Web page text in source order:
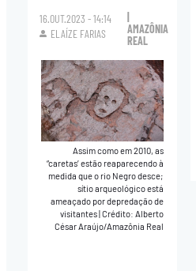
16.OUT.2023 - 14:14
ELAÍZE FARIAS
AMAZÔNIA
REAL
Assim como em 2010, as
“caretas’ estão reaparecendo à
medida que o rio Negro desce;
sítio arqueológico está
ameaçado por depredação de
visitantes Crédito: Alberto
César Araújo/Amazônia Real